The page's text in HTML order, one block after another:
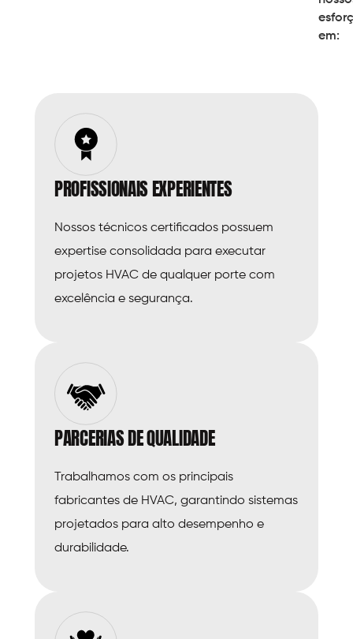
em:
PROFISSIONAIS EXPERIENTES
Nossos técnicos certificados possuem
expertise consolidada para executar
projetos HVAC de qualquer porte com
excelência e segurança.
PARCERIAS DE QUALIDADE
Trabalhamos com os principais
fabricantes de HVAC, garantindo sistemas
projetados para alto desempenho e
durabilidade.